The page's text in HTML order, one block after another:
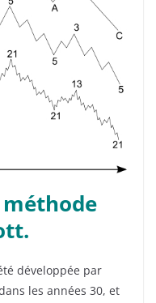
développée par
les années 30, et